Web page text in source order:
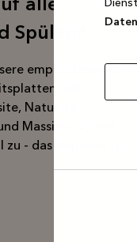
alle
Spülen*
empfohlenen Kvik
(inkl.
Naturstein,
Massivholz) und
zu - das Angebot gilt